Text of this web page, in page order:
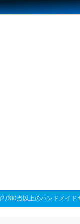
点以上のハンドメイド